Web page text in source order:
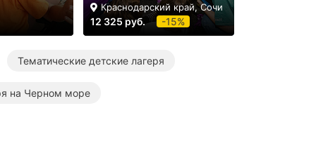
Краснодарский край, Сочи
12 325 руб. -15%
Тематические детские лагеря
на Черном море